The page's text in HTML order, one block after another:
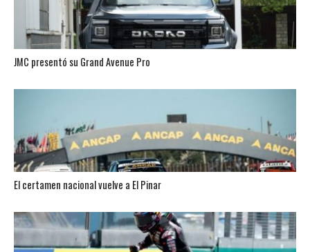
JMC presentó su Grand Avenue Pro
El certamen nacional vuelve a El Pinar